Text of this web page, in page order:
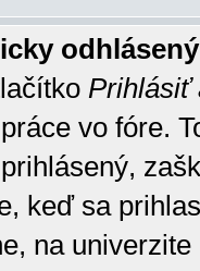
Prihlásiť
vo fóre.
keď sa
na univerzite